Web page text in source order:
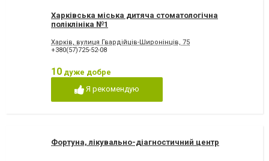
Харківська міська дитяча стоматологічна
поліклініка №1
Харків, вулиця Гвардійців-Широнінців, 75
+380(57)725-52-08
10 дуже добре
Я рекомендую
Фортуна, лікувально-діагностичний центр